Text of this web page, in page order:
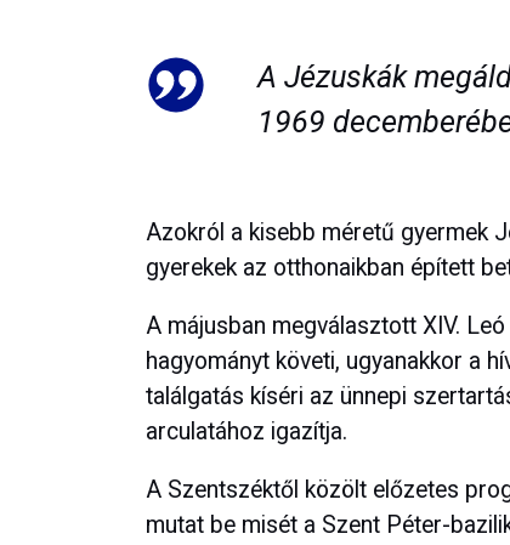
A Jézuskák
1969
Azokról a kisebb méretű gyermek
gyerekek az otthonaikban épített
A májusban megválasztott XIV.
hagyományt követi, ugyanakkor a
találgatás kíséri az ünnepi
arculatához igazítja.
A Szentszéktől közölt előzetes
mutat be misét a Szent Péter-